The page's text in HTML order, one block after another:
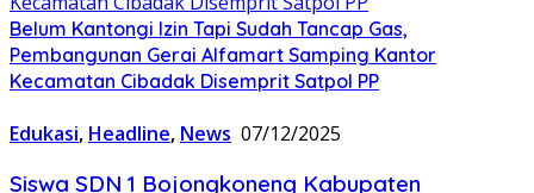
Belum Kantongi Izin Tapi Sudah Tancap Gas,
Pembangunan Gerai Alfamart Samping Kantor
Kecamatan Cibadak Disemprit Satpol PP
Edukasi, Headline, News 07/12/2025
Siswa SDN 1 Bojongkoneng Kabupaten